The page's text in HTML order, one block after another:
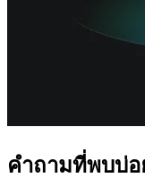
คำถามที่พบบ่อ